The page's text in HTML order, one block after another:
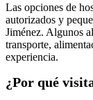
Las opciones de
autorizados y
Jiménez. Algunos
transporte,
experiencia.
¿Por qué